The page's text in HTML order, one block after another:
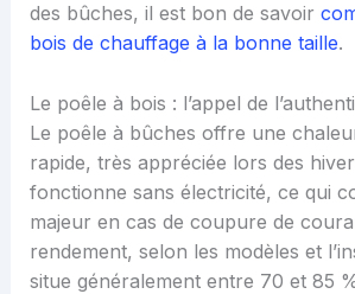
des bûches, il est bon de savoir
bois de chauffage à la bonne taille.
Le poêle à bois : l’appel de
Le poêle à bûches offre une
rapide, très appréciée lors des
fonctionne sans électricité, ce qui
majeur en cas de coupure de
rendement, selon les modèles et
situe généralement entre 70 et 85